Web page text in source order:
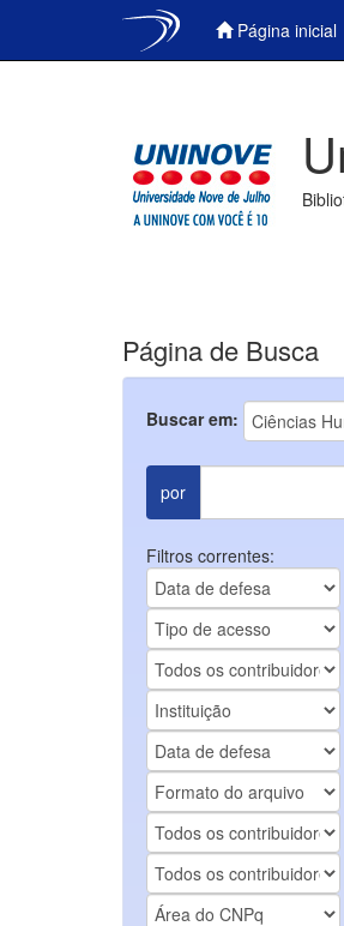
Página inicial
Página de Busca
Buscar em:
por
Filtros correntes: